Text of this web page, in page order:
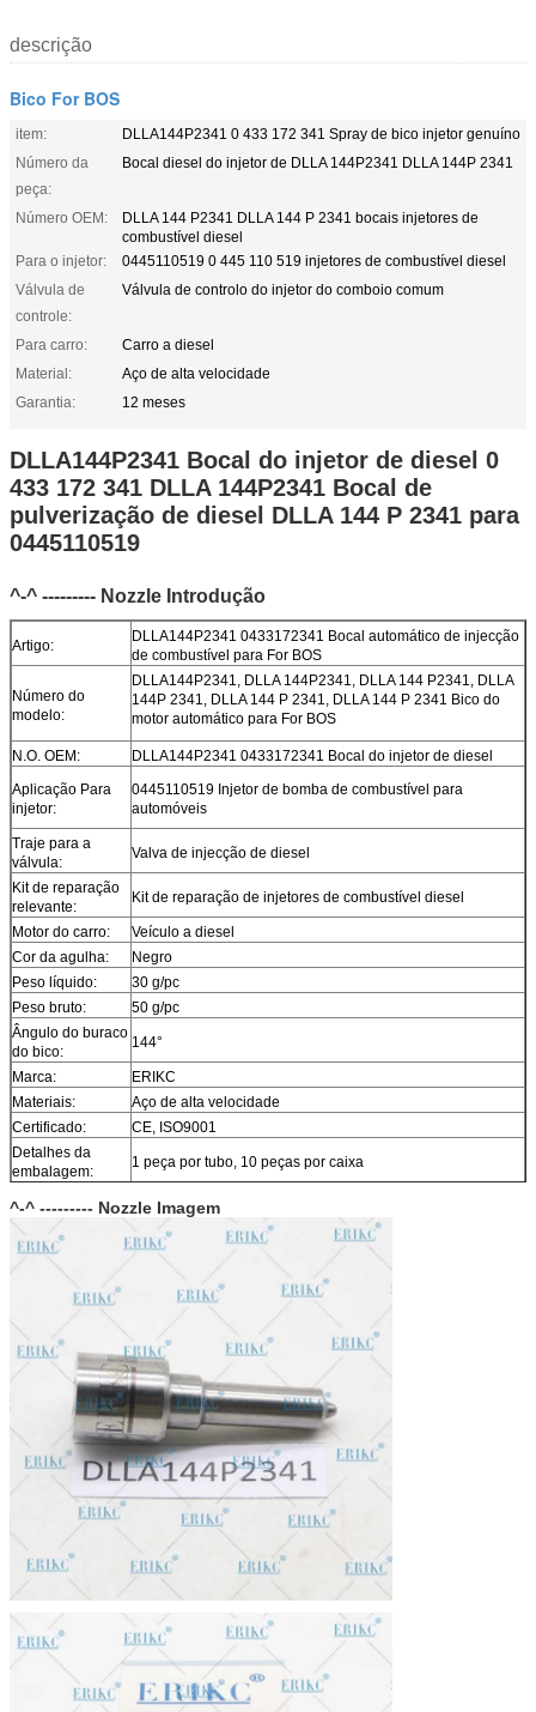
descrição
Bico For BOS
item:
DLLA144P2341 0 433 172 341 Spray de bico injetor genuíno
Número da
peça:
Bocal diesel do injetor de DLLA 144P2341 DLLA 144P 2341
Número OEM:
DLLA 144 P2341 DLLA 144 P 2341 bocais injetores de
combustível diesel
Para o injetor:
0445110519 0 445 110 519 injetores de combustível diesel
Válvula de
controle:
Válvula de controlo do injetor do comboio comum
Para carro:
Carro a diesel
Material:
Aço de alta velocidade
Garantia:
12 meses
DLLA144P2341 Bocal do injetor de diesel 0
433 172 341 DLLA 144P2341 Bocal de
pulverização de diesel DLLA 144 P 2341 para
0445110519
^-^ --------- Nozzle Introdução
Artigo:
DLLA144P2341 0433172341 Bocal automático de injecção
de combustível para For BOS
Número do
modelo:
DLLA144P2341, DLLA 144P2341, DLLA 144 P2341, DLLA
144P 2341, DLLA 144 P 2341, DLLA 144 P 2341 Bico do
motor automático para For BOS
N.O. OEM:
DLLA144P2341 0433172341 Bocal do injetor de diesel
Aplicação Para
injetor:
0445110519 Injetor de bomba de combustível para
automóveis
Traje para a
válvula:
Valva de injecção de diesel
Kit de reparação
relevante:
Kit de reparação de injetores de combustível diesel
Motor do carro:
Veículo a diesel
Cor da agulha:
Negro
Peso líquido:
30 g/pc
Peso bruto:
50 g/pc
Ângulo do buraco
do bico:
144°
Marca:
ERIKC
Materiais:
Aço de alta velocidade
Certificado:
CE, ISO9001
Detalhes da
embalagem:
1 peça por tubo, 10 peças por caixa
caixa:
10 ((cm) * 4,5 ((cm) * 7,5 ((cm)
Garantia: 12 meses
Prazo de entrega:
as mercadorias dentro de 6-12 dias.
Reservas:
Em estoque, não se pode ficar nu sem levar muito tempo.
Rota de envio:
DHL, FedEx, UPS, TNT, EMS, ARAMEX, por via aérea.
Termos de
pagamento:
T/T, Western Union, MG, PayPal, Ect.
Mercado de
exportação atual:
América do Sul/Norte, Europa, Médio Oriente, África, Ásia,
Austrália.
^-^ --------- Nozzle Imagem